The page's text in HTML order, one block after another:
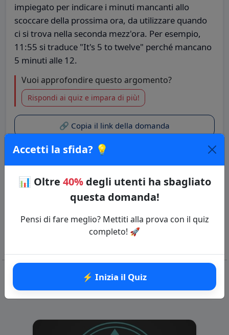
Accetti la sfida? 💡
📊 Oltre 40%degli utenti ha sbagliato
questa domanda!
Pensi di fare meglio? Mettiti alla prova con il quiz
completo! 🚀
⚡ Inizia il Quiz
impiegato per indicare i minuti mancanti allo
scoccare della prossima ora, da utilizzare quando
ci si trova nella seconda mezz'ora. Per esempio,
11:55 si traduce "It's 5 to twelve" perché mancano
5 minuti alle 12.
Vuoi approfondire questo argomento?
Rispondi ai quiz e impara di più!
🔗 Copia il link della domanda
⚡ Inizia il Quiz
Domande correlate